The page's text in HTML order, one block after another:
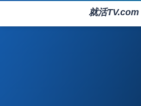
就活TV.com